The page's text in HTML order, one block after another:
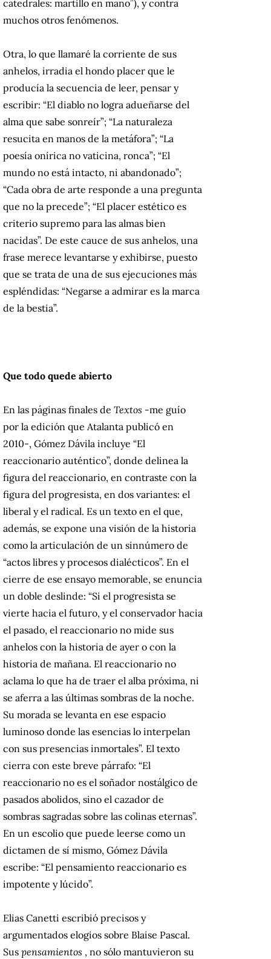
catedrales: martillo en mano”), y contra
muchos otros fenómenos.
Otra, lo que llamaré la corriente de sus
anhelos, irradia el hondo placer que le
producía la secuencia de leer, pensar y
escribir: “El diablo no logra adueñarse del
alma que sabe sonreír”; “La naturaleza
resucita en manos de la metáfora”; “La
poesía onírica no vaticina, ronca”; “El
mundo no está intacto, ni abandonado”;
“Cada obra de arte responde a una pregunta
que no la precede”; “El placer estético es
criterio supremo para las almas bien
nacidas”. De este cauce de sus anhelos, una
frase merece levantarse y exhibirse, puesto
que se trata de una de sus ejecuciones más
espléndidas: “Negarse a admirar es la marca
de la bestia”.
Que todo quede abierto
En las páginas finales de Textos -me guío
por la edición que Atalanta publicó en
2010-, Gómez Dávila incluye “El
reaccionario auténtico”, donde delinea la
figura del reaccionario, en contraste con la
figura del progresista, en dos variantes: el
liberal y el radical. Es un texto en el que,
además, se expone una visión de la historia
como la articulación de un sinnúmero de
“actos libres y procesos dialécticos”. En el
cierre de ese ensayo memorable, se enuncia
un doble deslinde: “Si el progresista se
vierte hacia el futuro, y el conservador hacia
el pasado, el reaccionario no mide sus
anhelos con la historia de ayer o con la
historia de mañana. El reaccionario no
aclama lo que ha de traer el alba próxima, ni
se aferra a las últimas sombras de la noche.
Su morada se levanta en ese espacio
luminoso donde las esencias lo interpelan
con sus presencias inmortales”. El texto
cierra con este breve párrafo: “El
reaccionario no es el soñador nostálgico de
pasados abolidos, sino el cazador de
sombras sagradas sobre las colinas eternas”.
En un escolio que puede leerse como un
dictamen de sí mismo, Gómez Dávila
escribe: “El pensamiento reaccionario es
impotente y lúcido”.
Elias Canetti escribió precisos y
argumentados elogios sobre Blaise Pascal.
Sus pensamientos , no sólo mantuvieron su